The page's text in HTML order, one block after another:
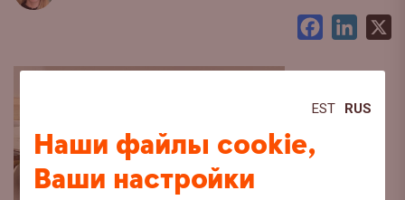
EST RUS
Наши файлы cookie,
Ваши настройки
Facebook